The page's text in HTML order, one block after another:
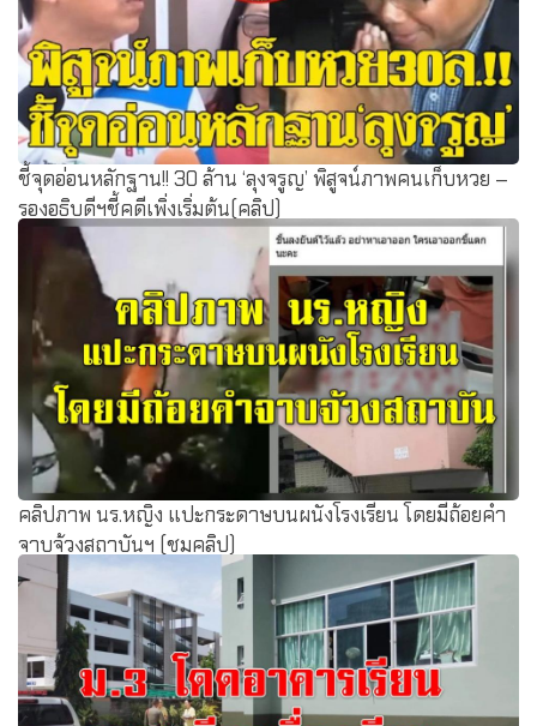
ชี้จุดอ่อนหลักฐาน!! 30 ล้าน ‘ลุงจรูญ’ พิสูจน์ภาพคนเก็บหวย –
รองอธิบดีฯชี้คดีเพิ่งเริ่มต้น(คลิป)
คลิปภาพ นร.หญิง แปะกระดาษบนผนังโรงเรียน โดยมีถ้อยคำ
จาบจ้วงสถาบันฯ (ชมคลิป)